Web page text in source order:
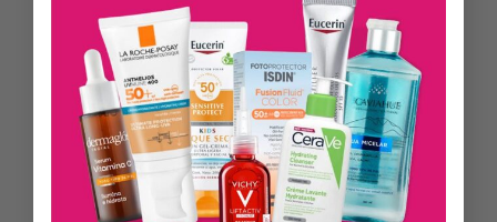
Fortisip MAX es un alimento nutricionalmente completo,
adicionado con proteínas, energía, vitaminas y minerales.
Desarrollado para consumir solo como un batido o bien
enriquecer los alimentos. Permite fortificar los alimentos y
bebidas de forma equilibrada.
Productos Relacionados